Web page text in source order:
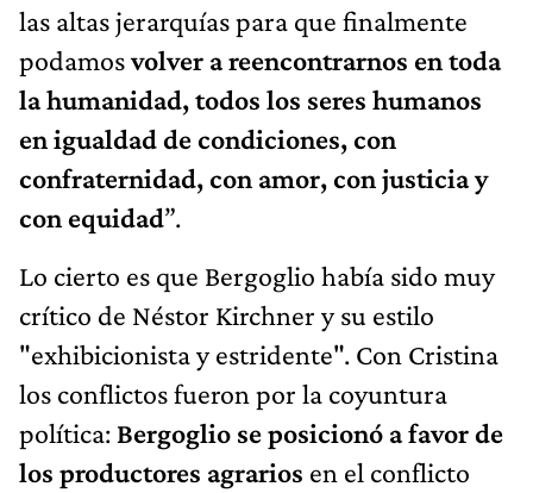
las altas jerarquías para que finalmente
podamosvolver a reencontrarnos en toda
la humanidad, todos los seres humanos
en igualdad de condiciones, con
confraternidad, con amor, con justicia y
con equidad”.
Lo cierto es que Bergoglio había sido muy
crítico de Néstor Kirchner y su estilo
"exhibicionista y estridente". Con Cristina
los conflictos fueron por la coyuntura
política: Bergoglio se posicionó a favor de
los productores agrarios en el conflicto